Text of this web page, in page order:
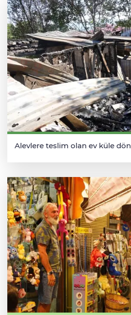
Alevlere teslim olan ev küle